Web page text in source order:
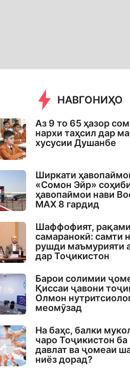
НАВГОНИҲО
Аз 9 то 65 ҳазор
нархи таҳсил дар
хусусии Душанбе
Ширкати
«Сомон Эйр»
ҳавопаймои нави
MAX 8 гардид
Шаффофият,
самаранокӣ: самти
рушди маъмурияти
дар Тоҷикистон
Барои солимии
Қиссаи ҷавони
Олмон
меомӯзад
На баҳс, балки
чаро Тоҷикистон ба
давлат ва ҷомеаи
ниёз дорад?